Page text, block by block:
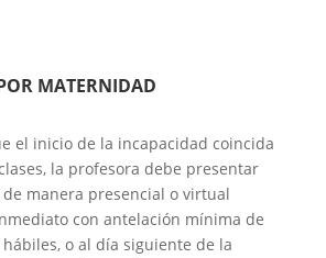
MATERNIDAD
el inicio de la incapacidad coincida
la profesora debe presentar
manera presencial o virtual
con antelación mínima de
o al día siguiente de la